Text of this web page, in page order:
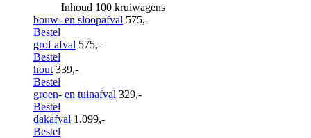
Inhoud 100 kruiwagens
bouw- en sloopafval 575,-
Bestel
grof afval 575,-
Bestel
hout 339,-
Bestel
groen- en tuinafval 329,-
Bestel
dakafval 1.099,-
Bestel